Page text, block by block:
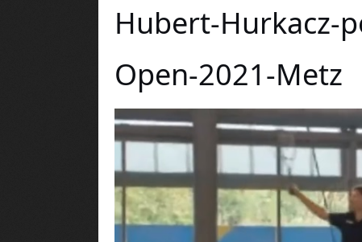
Hubert-Hurkacz-
Open-2021-Metz